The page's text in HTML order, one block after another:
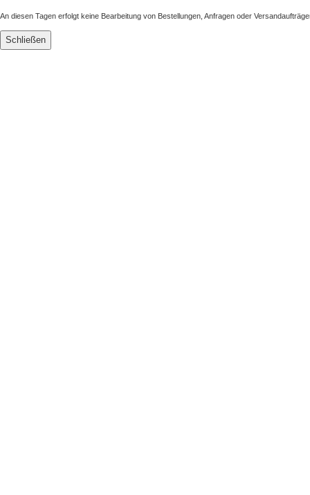
An diesen Tagen erfolgt keine Bearbeitung von Bestellungen, Anfragen oder
Schließen